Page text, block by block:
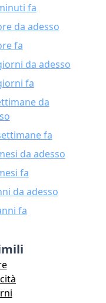
fa
da adesso
fa
da adesso
fa
da
fa
da adesso
fa
da adesso
fa